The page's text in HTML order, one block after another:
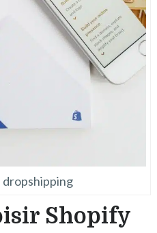
dropshipping
Shopify